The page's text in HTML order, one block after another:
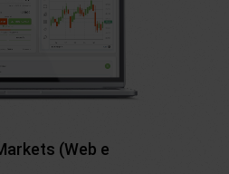
(Web e